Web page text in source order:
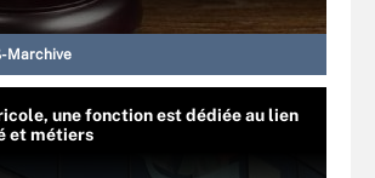
Marchive
une fonction est dédiée au lien
et métiers